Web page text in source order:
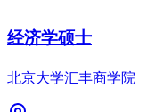
经济学硕士
北京大学汇丰商学院